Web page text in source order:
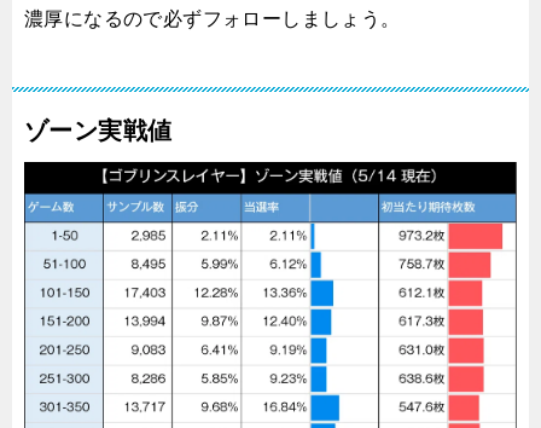
濃厚になるので必ずフォローしましょう。
ゾーン実戦値